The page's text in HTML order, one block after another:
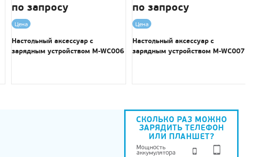
по запросу
Цена
Настольный аксессуар с
зарядным устройством M-WC006
по запросу
Цена
Настольный аксессуар с
зарядным устройством M-WC007